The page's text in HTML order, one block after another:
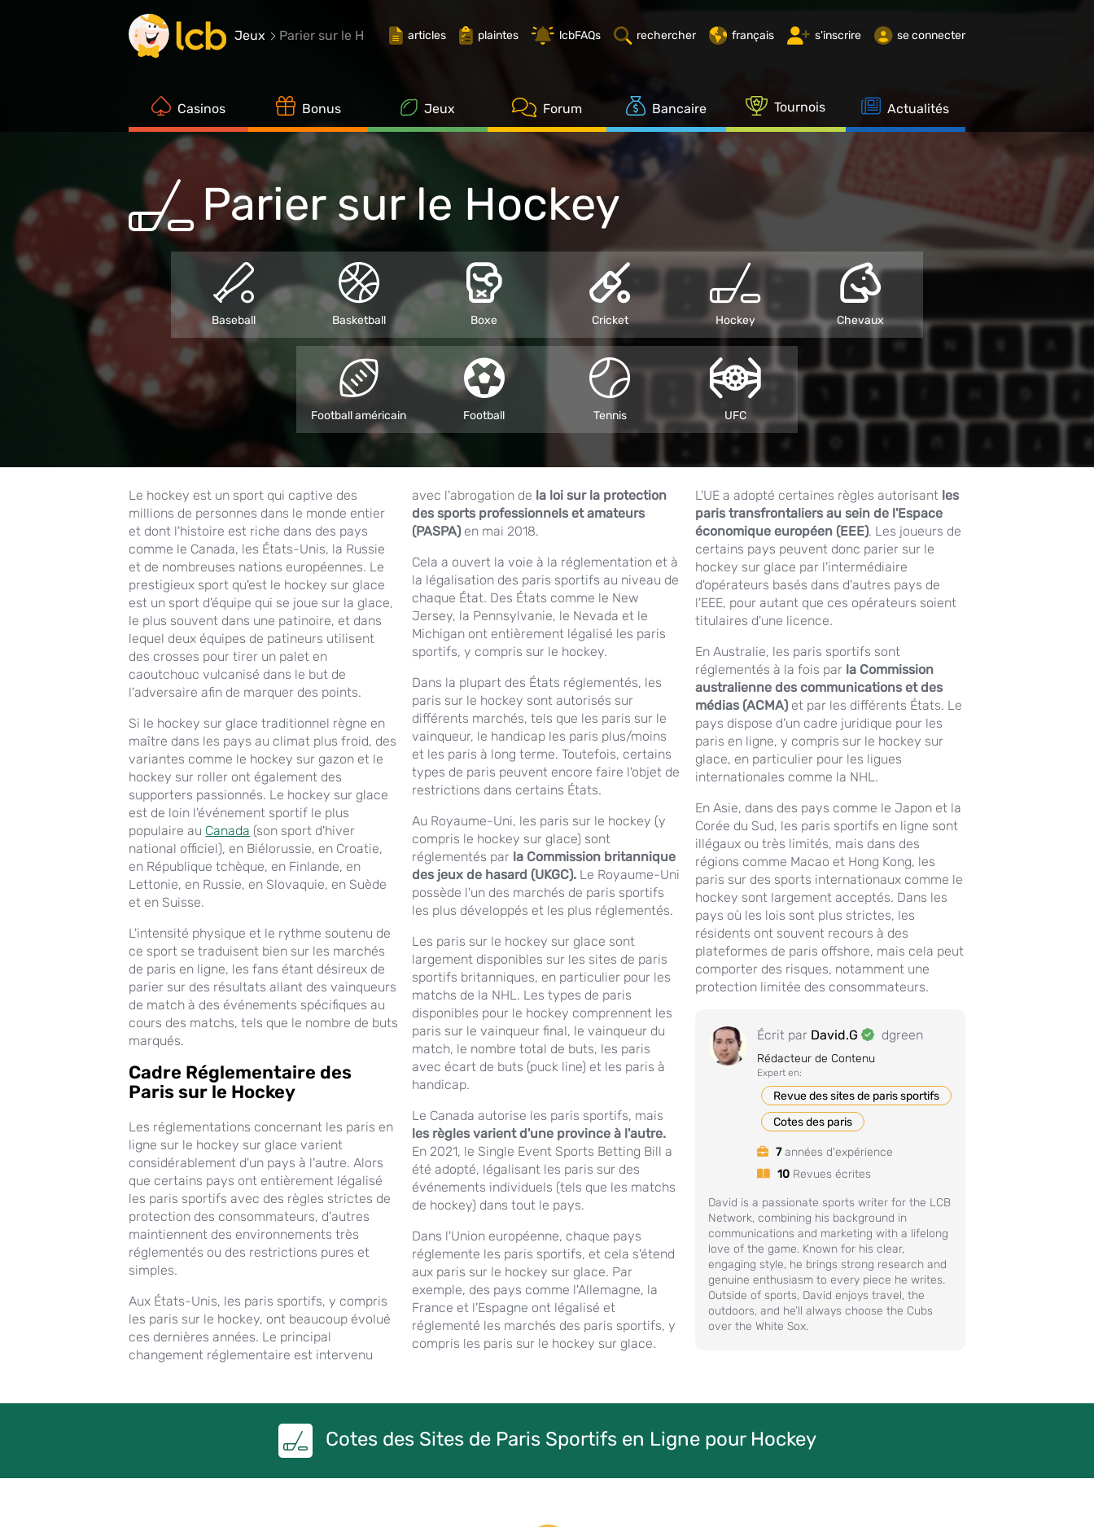
Jeux Parier sur le Hockey articles plaintes lcbFAQs rechercher français s'inscrire se connecter
Casinos Bonus Jeux Forum Bancaire Tournois Actualités
Parier sur le Hockey
Baseball Basketball Boxe Cricket Hockey Chevaux
Football américain Football Tennis UFC
Le hockey est un sport qui captive des
millions de personnes dans le monde entier
et dont l'histoire est riche dans des pays
comme le Canada, les États-Unis, la Russie
et de nombreuses nations européennes. Le
prestigieux sport qu'est le hockey sur glace
est un sport d'équipe qui se joue sur la glace,
le plus souvent dans une patinoire, et dans
lequel deux équipes de patineurs utilisent
des crosses pour tirer un palet en
caoutchouc vulcanisé dans le but de
l'adversaire afin de marquer des points.
Si le hockey sur glace traditionnel règne en
maître dans les pays au climat plus froid, des
variantes comme le hockey sur gazon et le
hockey sur roller ont également des
supporters passionnés. Le hockey sur glace
est de loin l'événement sportif le plus
populaire au Canada (son sport d'hiver
national officiel), en Biélorussie, en Croatie,
en République tchèque, en Finlande, en
Lettonie, en Russie, en Slovaquie, en Suède
et en Suisse.
L'intensité physique et le rythme soutenu de
ce sport se traduisent bien sur les marchés
de paris en ligne, les fans étant désireux de
parier sur des résultats allant des vainqueurs
de match à des événements spécifiques au
cours des matchs, tels que le nombre de buts
marqués.
Cadre Réglementaire des
Paris sur le Hockey
Les réglementations concernant les paris en
ligne sur le hockey sur glace varient
considérablement d'un pays à l'autre. Alors
que certains pays ont entièrement légalisé
les paris sportifs avec des règles strictes de
protection des consommateurs, d'autres
maintiennent des environnements très
réglementés ou des restrictions pures et
simples.
Aux États-Unis, les paris sportifs, y compris
les paris sur le hockey, ont beaucoup évolué
ces dernières années. Le principal
changement réglementaire est intervenu
avec l'abrogation de la loi sur la protection
des sports professionnels et amateurs
(PASPA) en mai 2018.
Cela a ouvert la voie à la réglementation et à
la légalisation des paris sportifs au niveau de
chaque État. Des États comme le New
Jersey, la Pennsylvanie, le Nevada et le
Michigan ont entièrement légalisé les paris
sportifs, y compris sur le hockey.
Dans la plupart des États réglementés, les
paris sur le hockey sont autorisés sur
différents marchés, tels que les paris sur le
vainqueur, le handicap les paris plus/moins
et les paris à long terme. Toutefois, certains
types de paris peuvent encore faire l'objet de
restrictions dans certains États.
Au Royaume-Uni, les paris sur le hockey (y
compris le hockey sur glace) sont
réglementés par la Commission britannique
des jeux de hasard (UKGC). Le Royaume-Uni
possède l'un des marchés de paris sportifs
les plus développés et les plus réglementés.
Les paris sur le hockey sur glace sont
largement disponibles sur les sites de paris
sportifs britanniques, en particulier pour les
matchs de la NHL. Les types de paris
disponibles pour le hockey comprennent les
paris sur le vainqueur final, le vainqueur du
match, le nombre total de buts, les paris
avec écart de buts (puck line) et les paris à
handicap.
Le Canada autorise les paris sportifs, mais
les règles varient d'une province à l'autre.
En 2021, le Single Event Sports Betting Bill a
été adopté, légalisant les paris sur des
événements individuels (tels que les matchs
de hockey) dans tout le pays.
Dans l'Union européenne, chaque pays
réglemente les paris sportifs, et cela s'étend
aux paris sur le hockey sur glace. Par
exemple, des pays comme l'Allemagne, la
France et l'Espagne ont légalisé et
réglementé les marchés des paris sportifs, y
compris les paris sur le hockey sur glace.
L'UE a adopté certaines règles autorisant les
paris transfrontaliers au sein de l'Espace
économique européen (EEE). Les joueurs de
certains pays peuvent donc parier sur le
hockey sur glace par l'intermédiaire
d'opérateurs basés dans d'autres pays de
l'EEE, pour autant que ces opérateurs soient
titulaires d'une licence.
En Australie, les paris sportifs sont
réglementés à la fois par la Commission
australienne des communications et des
médias (ACMA)et par les différents États. Le
pays dispose d'un cadre juridique pour les
paris en ligne, y compris sur le hockey sur
glace, en particulier pour les ligues
internationales comme la NHL.
En Asie, dans des pays comme le Japon et la
Corée du Sud, les paris sportifs en ligne sont
illégaux ou très limités, mais dans des
régions comme Macao et Hong Kong, les
paris sur des sports internationaux comme le
hockey sont largement acceptés. Dans les
pays où les lois sont plus strictes, les
résidents ont souvent recours à des
plateformes de paris offshore, mais cela peut
comporter des risques, notamment une
protection limitée des consommateurs.
Écrit par David.G dgreen
Rédacteur de Contenu
Expert en:
Revue des sites de paris sportifs
Cotes des paris
7
années d'expérience
10Revues écrites
David is a passionate sports writer for the LCB
Network, combining his background in
communications and marketing with a lifelong
love of the game. Known for his clear,
engaging style, he brings strong research and
genuine enthusiasm to every piece he writes.
Outside of sports, David enjoys travel, the
outdoors, and he’ll always choose the Cubs
over the White Sox.
Cotes des Sites de Paris Sportifs en Ligne pour Hockey